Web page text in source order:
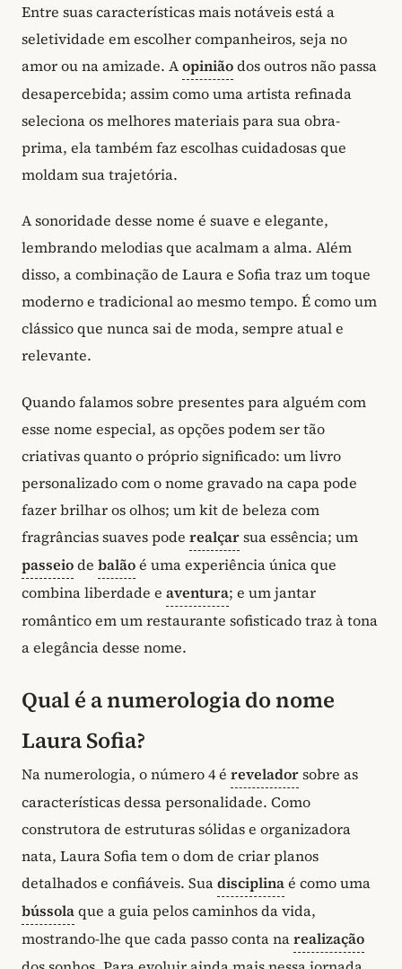
Entre suas características mais notáveis está a
seletividade em escolher companheiros, seja no
amor ou na amizade. Aopiniãodos outros não passa
desapercebida; assim como uma artista refinada
seleciona os melhores materiais para sua obra-
prima, ela também faz escolhas cuidadosas que
moldam sua trajetória.
A sonoridade desse nome é suave e elegante,
lembrando melodias que acalmam a alma. Além
disso, a combinação de Laura e Sofia traz um toque
moderno e tradicional ao mesmo tempo. É como um
clássico que nunca sai de moda, sempre atual e
relevante.
Quando falamos sobre presentes para alguém com
esse nome especial, as opções podem ser tão
criativas quanto o próprio significado: um livro
personalizado com o nome gravado na capa pode
fazer brilhar os olhos; um kit de beleza com
fragrâncias suaves pode realçarsua essência; um
passeiode balãoé uma experiência única que
combina liberdade e aventura; e um jantar
romântico em um restaurante sofisticado traz à tona
a elegância desse nome.
Qual é a numerologia do nome
Laura Sofia?
Na numerologia, o número 4 é reveladorsobre as
características dessa personalidade. Como
construtora de estruturas sólidas e organizadora
nata, Laura Sofia tem o dom de criar planos
detalhados e confiáveis. Suadisciplinaé como uma
bússolaque a guia pelos caminhos da vida,
mostrando-lhe que cada passo conta narealização